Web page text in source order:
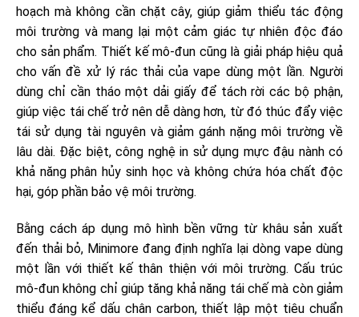
hoạch mà không cần chặt cây, giúp giảm thiểu tác động
môi trường và mang lại một cảm giác tự nhiên độc đáo
cho sản phẩm. Thiết kế mô-đun cũng là giải pháp hiệu quả
cho vấn đề xử lý rác thải của vape dùng một lần. Người
dùng chỉ cần tháo một dải giấy để tách rời các bộ phận,
giúp việc tái chế trở nên dễ dàng hơn, từ đó thúc đẩy việc
tái sử dụng tài nguyên và giảm gánh nặng môi trường về
lâu dài. Đặc biệt, công nghệ in sử dụng mực đậu nành có
khả năng phân hủy sinh học và không chứa hóa chất độc
hại, góp phần bảo vệ môi trường.
Bằng cách áp dụng mô hình bền vững từ khâu sản xuất
đến thải bỏ, Minimore đang định nghĩa lại dòng vape dùng
một lần với thiết kế thân thiện với môi trường. Cấu trúc
mô-đun không chỉ giúp tăng khả năng tái chế mà còn giảm
thiểu đáng kể dấu chân carbon, thiết lập một tiêu chuẩn